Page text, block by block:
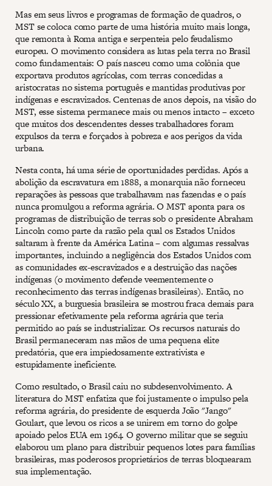
Mas em seus livros e programas de formação de quadros, o
MST se coloca como parte de uma história muito mais longa,
que remonta à Roma antiga e serpenteia pelo feudalismo
europeu. O movimento considera as lutas pela terra no Brasil
como fundamentais: O país nasceu como uma colônia que
exportava produtos agrícolas, com terras concedidas a
aristocratas no sistema português e mantidas produtivas por
indígenas e escravizados. Centenas de anos depois, na visão do
MST, esse sistema permanece mais ou menos intacto – exceto
que muitos dos descendentes desses trabalhadores foram
expulsos da terra e forçados à pobreza e aos perigos da vida
urbana.
Nesta conta, há uma série de oportunidades perdidas. Após a
abolição da escravatura em 1888, a monarquia não forneceu
reparações às pessoas que trabalhavam nas fazendas e o país
nunca promulgou a reforma agrária. O MST aponta para os
programas de distribuição de terras sob o presidente Abraham
Lincoln como parte da razão pela qual os Estados Unidos
saltaram à frente da América Latina – com algumas ressalvas
importantes, incluindo a negligência dos Estados Unidos com
as comunidades ex-escravizados e a destruição das nações
indígenas (o movimento defende veementemente o
reconhecimento das terras indígenas brasileiras). Então, no
século XX, a burguesia brasileira se mostrou fraca demais para
pressionar efetivamente pela reforma agrária que teria
permitido ao país se industrializar. Os recursos naturais do
Brasil permaneceram nas mãos de uma pequena elite
predatória, que era impiedosamente extrativista e
estupidamente ineficiente.
Como resultado, o Brasil caiu no subdesenvolvimento. A
literatura do MST enfatiza que foi justamente o impulso pela
reforma agrária, do presidente de esquerda João "Jango"
Goulart, que levou os ricos a se unirem em torno do golpe
apoiado pelos EUA em 1964. O governo militar que se seguiu
elaborou um plano para distribuir pequenos lotes para famílias
brasileiras, mas poderosos proprietários de terras bloquearam
sua implementação.